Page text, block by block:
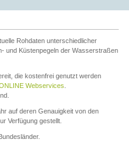
Rohdaten unterschiedlicher
und Küstenpegeln der Wasserstraßen
die kostenfrei genutzt werden
Webservices
auf deren Genauigkeit von den
Verfügung gestellt.